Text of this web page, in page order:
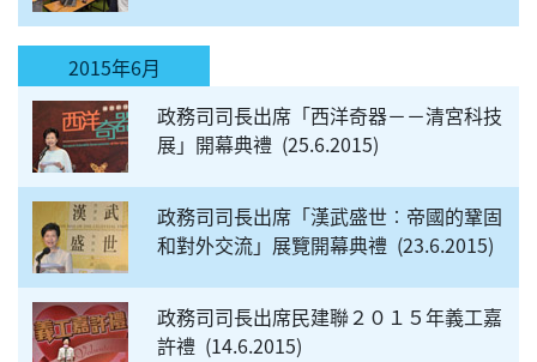
2015年6月
政務司司長出席「西洋奇器－－清宮科技
展」開幕典禮 25.6.2015
政務司司長出席「漢武盛世︰帝國的鞏固
和對外交流」展覽開幕典禮 23.6.2015
政務司司長出席民建聯２０１５年義工嘉
許禮 14.6.2015